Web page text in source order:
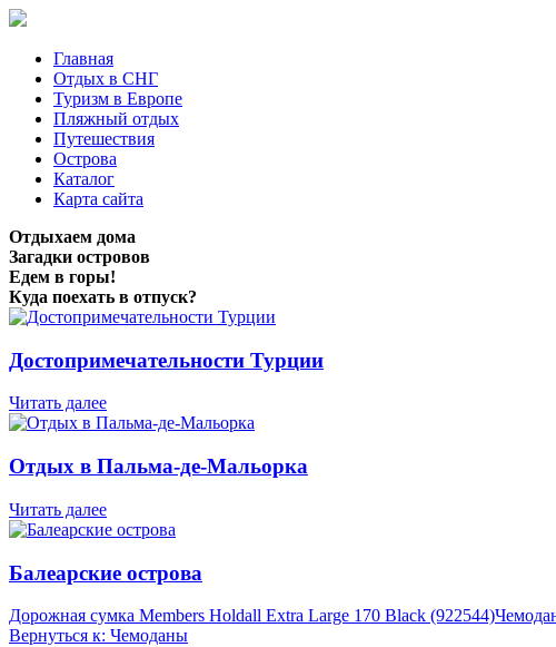
Главная
Отдых в СНГ
Туризм в Европе
Пляжный отдых
Путешествия
Острова
Каталог
Карта сайта
Отдыхаем дома
Загадки островов
Едем в горы!
Куда поехать в отпуск?
Достопримечательности Турции
Читать далее
Отдых в Пальма-де-Мальорка
Читать далее
Балеарские острова
Дорожная сумка Members Holdall Extra Large 170 Black (922544)
Вернуться к: Чемоданы